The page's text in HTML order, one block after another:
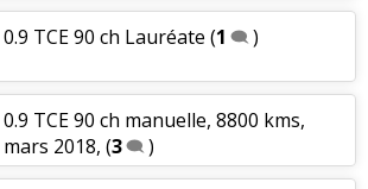
0.9 TCE 90 ch Lauréate (1 )
0.9 TCE 90 ch manuelle, 8800 kms,
mars 2018, (3 )